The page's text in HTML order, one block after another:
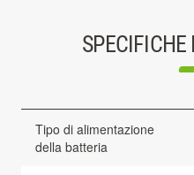
SPECIFICHE
Tipo di alimentazione
della batteria